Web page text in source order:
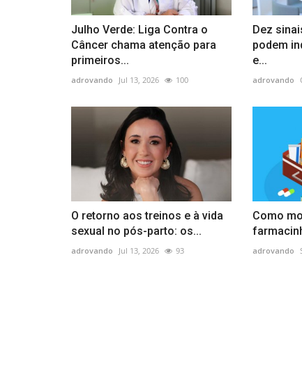
Julho Verde: Liga Contra o
Câncer chama atenção para
primeiros...
adrovando Jul 13, 2026 100
Dez
podem
e...
adrovando
O retorno aos treinos e à vida
sexual no pós-parto: os...
adrovando Jul 13, 2026 93
Como
adrovando